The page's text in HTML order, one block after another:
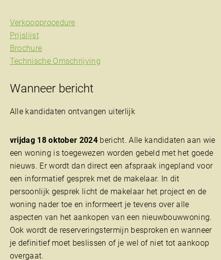
Verkoopprocedure
Prijslijst
Brochure
Technische Omschrijving
Wanneer bericht
Alle kandidaten ontvangen uiterlijk
vrijdag 18 oktober 2024 bericht. Alle kandidaten aan wie
een woning is toegewezen worden gebeld met het goede
nieuws. Er wordt dan direct een afspraak ingepland voor
een informatief gesprek met de makelaar. In dit
persoonlijk gesprek licht de makelaar het project en de
woning nader toe en informeert je tevens over alle
aspecten van het aankopen van een nieuwbouwwoning.
Ook wordt de reserveringstermijn besproken en wanneer
je definitief moet beslissen of je wel of niet tot aankoop
overgaat.